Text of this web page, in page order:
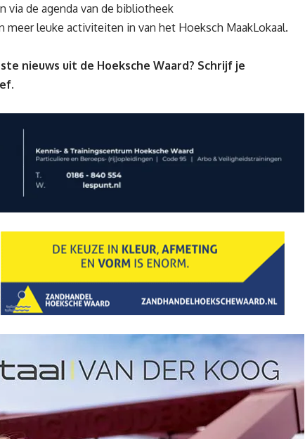
via de agenda van de bibliotheek
meer leuke activiteiten in van het Hoeksch MaakLokaal.
nieuws uit de Hoeksche Waard? Schrijf je